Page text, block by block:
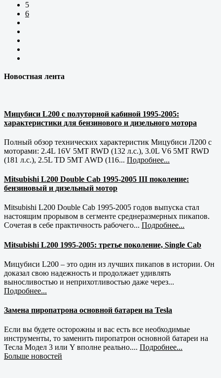
5
6
Новостная лента
Мицубиси L200 с полуторной кабиной 1995-2005:
характеристики для бензинового и дизельного мотора
Полный обзор технических характеристик Мицубиси Л200 с
моторами: 2.4L 16V 5MT RWD (132 л.с.), 3.0L V6 5MT RWD
(181 л.с.), 2.5L TD 5MT AWD (116... Подробнее...
Mitsubishi L200 Double Cab 1995-2005 III поколение:
бензиновый и дизельный мотор
Mitsubishi L200 Double Cab 1995-2005 годов выпуска стал
настоящим прорывом в сегменте среднеразмерных пикапов.
Сочетая в себе практичность рабочего... Подробнее...
Mitsubishi L200 1995-2005: третье поколение, Single Cab
Мицубиси L200 – это один из лучших пикапов в истории. Он
доказал свою надежность и продолжает удивлять
выносливостью и неприхотливостью даже через...
Подробнее...
Замена пиропатрона основной батареи на Tesla
Если вы будете осторожны и вас есть все необходимые
инструменты, то заменить пиропатрон основной батареи на
Тесла Модел 3 или Y вполне реально.... Подробнее...
Больше новостей